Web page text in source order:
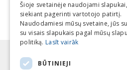
Lecitinas
Omega 3
Šioje svetainėje naudojami slapukai,
siekiant pagerinti vartotojo patirtį.
Naudodamiesi mūsų svetaine, jūs
su visais slapukais pagal mūsų
politiką. Lasīt vairāk
BŪTINIEJI